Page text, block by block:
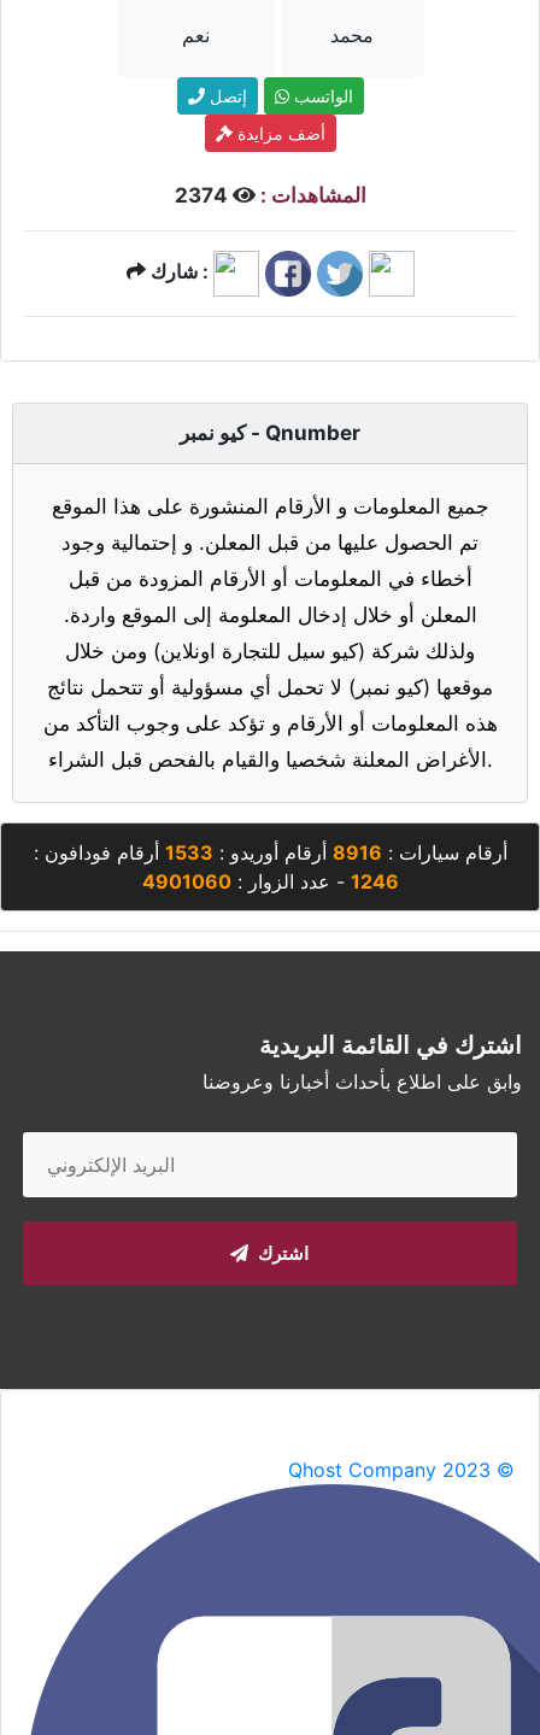
نعم
محمد
إتصل
الواتسب
أضف مزايدة
المشاهدات :
شارك :
كيو نمبر - Qnumber
جميع المعلومات و الأرقام المنشورة على هذا الموقع
تم الحصول عليها من قبل المعلن. و إحتمالية وجود
أخطاء في المعلومات أو الأرقام المزودة من قبل
المعلن أو خلال إدخال المعلومة إلى الموقع واردة.
ولذلك شركة (كيو سيل للتجارة اونلاين) ومن خلال
موقعها (كيو نمبر) لا تحمل أي مسؤولية أو تتحمل نتائج
هذه المعلومات أو الأرقام و تؤكد على وجوب التأكد من
الأغراض المعلنة شخصيا والقيام بالفحص قبل الشراء.
أرقام سيارات : 8916 أرقام أوريدو : 1533 أرقام فودافون :
1246 - عدد الزوار :4901060
اشترك في القائمة البريدية
وابق على اطلاع بأحداث أخبارنا وعروضنا
اشترك
Qhost Company 2023 ©